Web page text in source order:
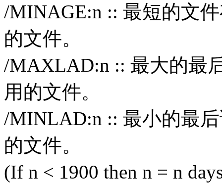
/MINAGE:n :: 最短的文
的文件。
/MAXLAD:n :: 最大的最
用的文件。
/MINLAD:n :: 最小的最
的文件。
(If n < 1900 then n = n